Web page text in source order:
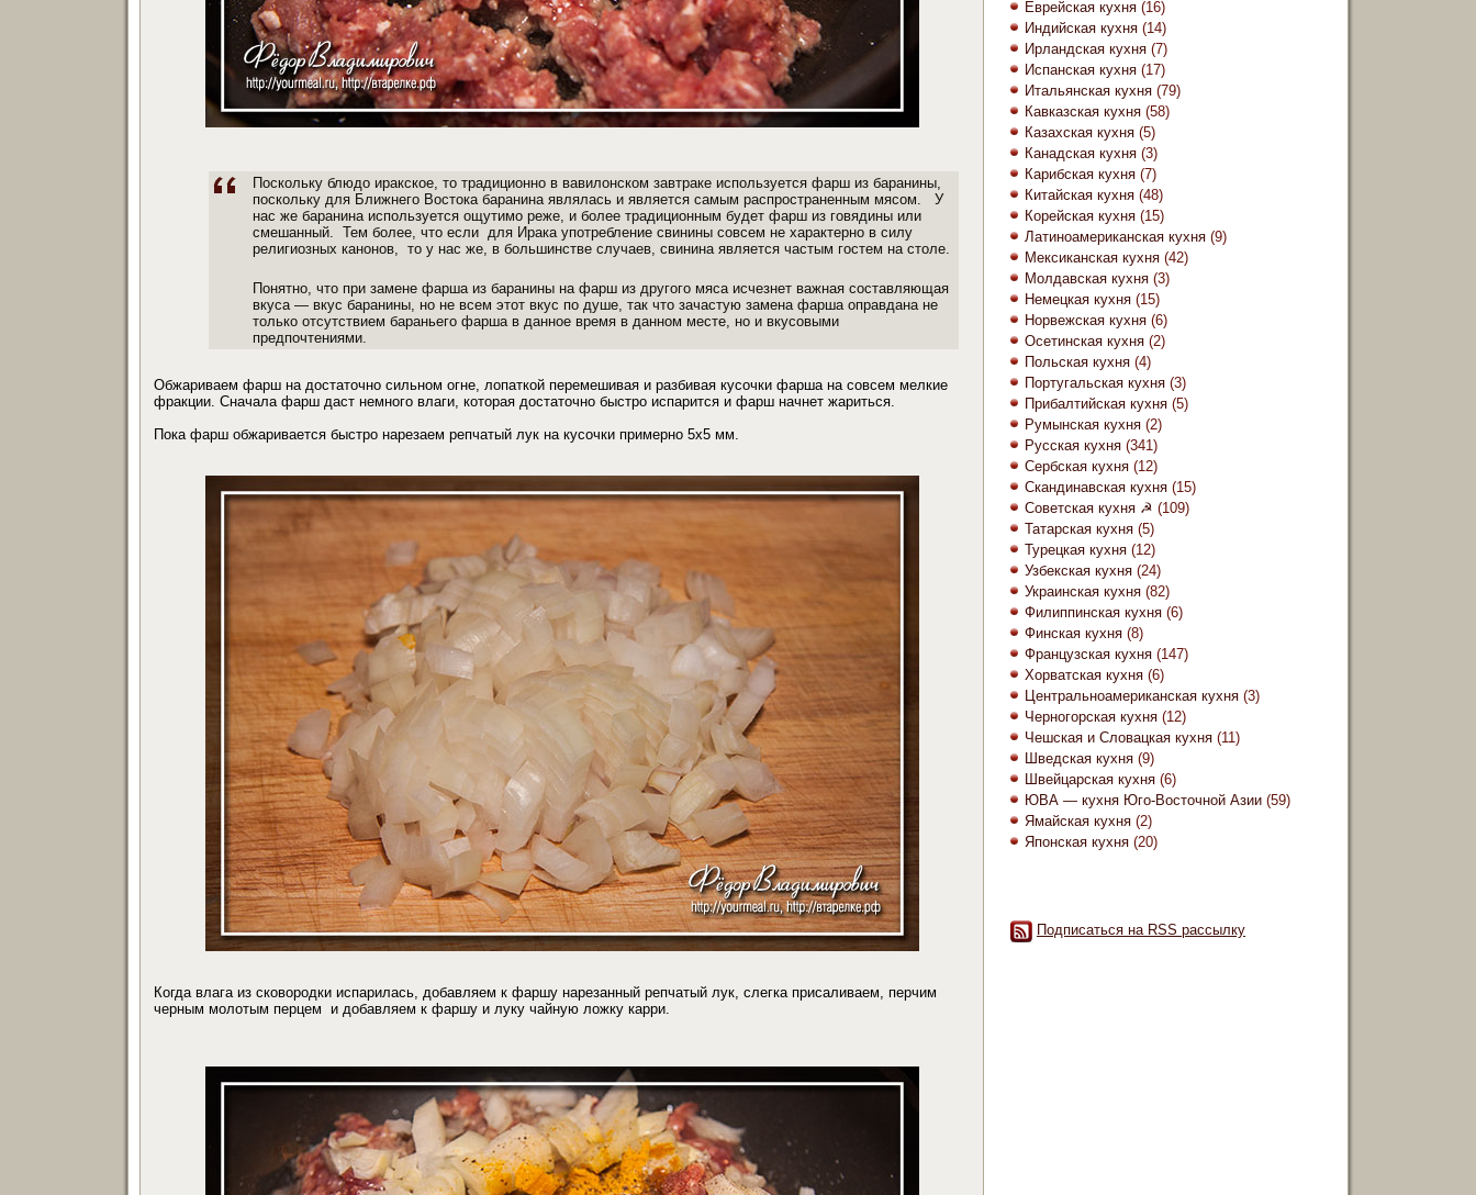
Поскольку блюдо иракское, то традиционно в вавилонском завтраке используется фарш из баранины,
поскольку для Ближнего Востока баранина являлась и является самым распространенным мясом. У
нас же баранина используется ощутимо реже, и более традиционным будет фарш из говядины или
смешанный. Тем более, что если для Ирака употребление свинины совсем не характерно в силу
религиозных канонов, то у нас же, в большинстве случаев, свинина является частым гостем на столе.
Понятно, что при замене фарша из баранины на фарш из другого мяса исчезнет важная составляющая
вкуса — вкус баранины, но не всем этот вкус по душе, так что зачастую замена фарша оправдана не
только отсутствием бараньего фарша в данное время в данном месте, но и вкусовыми
предпочтениями.
Обжариваем фарш на достаточно сильном огне, лопаткой перемешивая и разбивая кусочки фарша на совсем мелкие
фракции. Сначала фарш даст немного влаги, которая достаточно быстро испарится и фарш начнет жариться.
Пока фарш обжаривается быстро нарезаем репчатый лук на кусочки примерно 5х5 мм.
Когда влага из сковородки испарилась, добавляем к фаршу нарезанный репчатый лук, слегка присаливаем, перчим
черным молотым перцем и добавляем к фаршу и луку чайную ложку карри.
Еврейская кухня (16)
Индийская кухня (14)
Ирландская кухня (7)
Испанская кухня (17)
Итальянская кухня (79)
Кавказская кухня (58)
Казахская кухня (5)
Канадская кухня (3)
Карибская кухня (7)
Китайская кухня (48)
Корейская кухня (15)
Латиноамериканская кухня (9)
Мексиканская кухня (42)
Молдавская кухня (3)
Немецкая кухня (15)
Норвежская кухня (6)
Осетинская кухня (2)
Польская кухня (4)
Португальская кухня (3)
Прибалтийская кухня (5)
Румынская кухня (2)
Русская кухня (341)
Сербская кухня (12)
Скандинавская кухня (15)
Советская кухня ☭ (109)
Татарская кухня (5)
Турецкая кухня (12)
Узбекская кухня (24)
Украинская кухня (82)
Филиппинская кухня (6)
Финская кухня (8)
Французская кухня (147)
Хорватская кухня (6)
Центральноамериканская кухня (3)
Черногорская кухня (12)
Чешская и Словацкая кухня (11)
Шведская кухня (9)
Швейцарская кухня (6)
ЮВА — кухня Юго-Восточной Азии (59)
Ямайская кухня (2)
Японская кухня (20)
Подписаться на RSS рассылку